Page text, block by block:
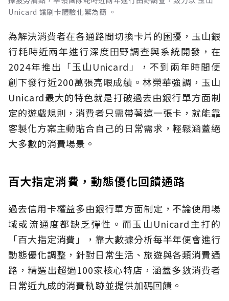
Unicard 讓刷卡體驗化繁為簡 。
為解決消費者在各通路間切換卡片的困擾，玉山銀
行耗時近兩年進行深度田野調查與系統開發，在
2024年推出「玉山Unicard」，不到兩年時間便
創下發行近200萬張亮眼成績。林榮華強調，玉山
Unicard最大的特色就是打破過去由銀行單方面制
定的遊戲規則，消費者只需帶著這一張卡，就能靠
客製化方案主動貼合自己的日常需求，輕鬆涵蓋絕
大多數的消費場景。
百大指定消費，動態優化回饋通路
過去信用卡權益多由銀行單方面制定，不論使用場
域或流通度都缺乏彈性。而玉山Unicard主打的
「百大指定消費」，靠大數據分析每半年便會進行
動態優化調整，針對日常生活、旅遊與各類消費通
路，精選出超過100家核心特店，涵蓋多數消費者
日常近九成的消費軌跡並提供加碼回饋。